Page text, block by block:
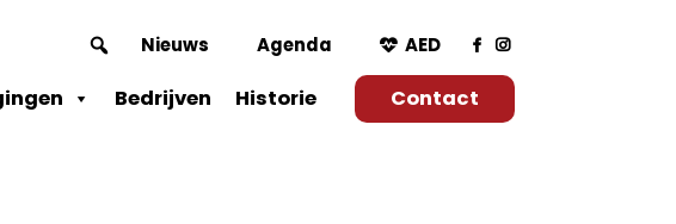
Nieuws Agenda AED
Bedrijven Historie Contact